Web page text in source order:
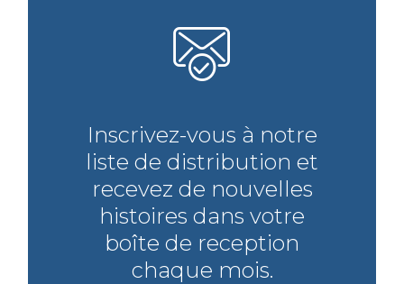
Inscrivez-vous à notre
liste de distribution et
recevez de nouvelles
histoires dans votre
boîte de reception
chaque mois.